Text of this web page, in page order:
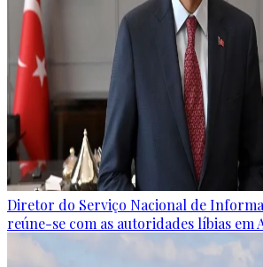
Diretor do Serviço Nacional de
reúne-se com as autoridades líbias em